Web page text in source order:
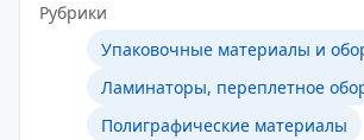
Рубрики
Упаковочные материалы и
Ламинаторы, переплетное
Полиграфические материалы